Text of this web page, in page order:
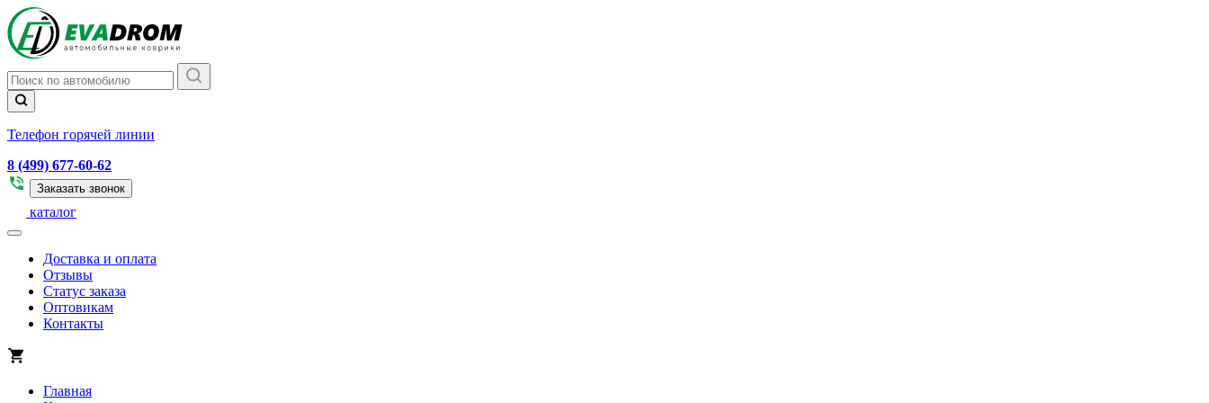
Телефон горячей линии
8 (499) 677-60-62
Заказать звонок
каталог
Доставка и оплата
Отзывы
Статус заказа
Оптовикам
Контакты
Главная